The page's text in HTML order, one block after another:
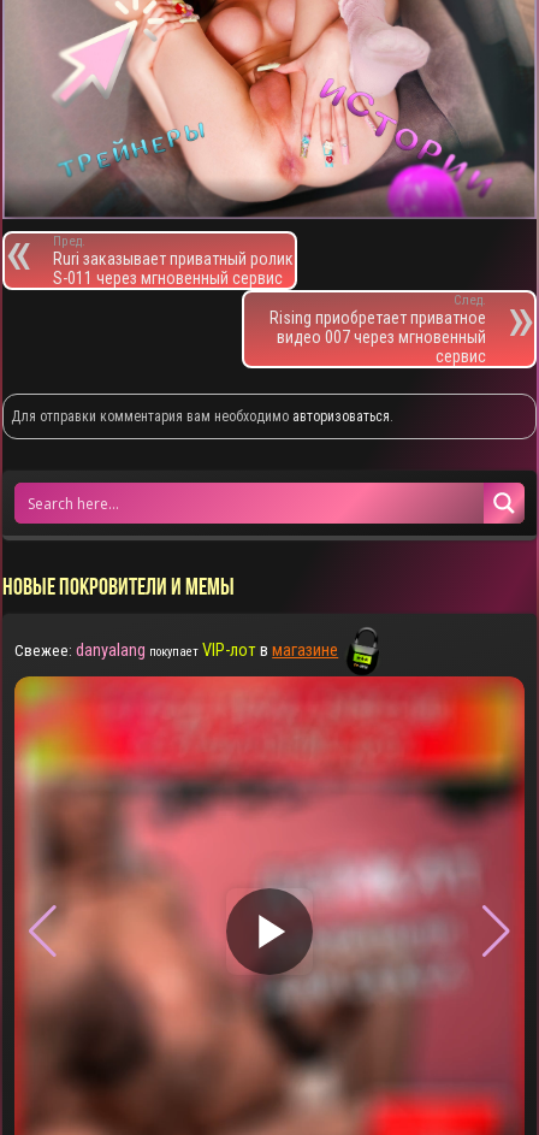
Пред.
Ruri заказывает приватный ролик
S-011 через мгновенный сервис
След.
Rising приобретает приватное
видео 007 через мгновенный
сервис
Для отправки комментария вам необходимо авторизоваться.
НОВЫЕ ПОКРОВИТЕЛИ И МЕМЫ
Свежее: danyalang покупает VIP-лотвмагазине
▶